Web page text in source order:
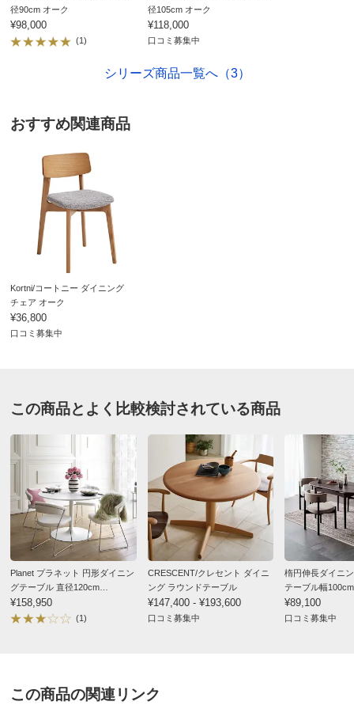
お支払い方法 送料について
■サイズ：径120cm 高さ70cm、テーブル下高さ67.5cm
塗装）、脚部…ホワイトオーク天然木（ウレタン塗装）
■日本製
■天然素材を使用した商品は、天然素材のため色の誤差が
多少あります。天然木ならではの風合いですので、ご了承
ください。
■配送：2週間前後配送
径90cm オーク
¥98,000
(1)
径105cm オーク
¥118,000
口コミ募集中
シリーズ商品一覧へ（3）
おすすめ関連商品
Kortni/コートニー ダイニング
チェア オーク
¥36,800
口コミ募集中
この商品とよく比較検討されている商品
Planet プラネット 円形ダイニン
グテーブル 直径120cm
［connubia calligaris コヌビア/
カリガリス］
¥158,950
(1)
CRESCENT/クレセント ダイニ
ング ラウンドテーブル
¥147,400 - ¥193,600
口コミ募集中
楕円伸長ダイニ
テーブル幅
¥89,100
口コミ募集中
この商品の関連リンク